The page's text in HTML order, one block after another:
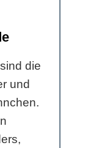
die
und